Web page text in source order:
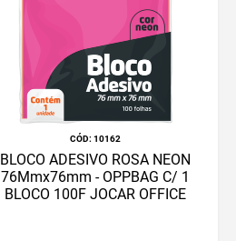
:10162
BLOCO ADESIVO ROSA NEON
76Mmx76mm - OPPBAG C/ 1
BLOCO 100F JOCAR OFFICE